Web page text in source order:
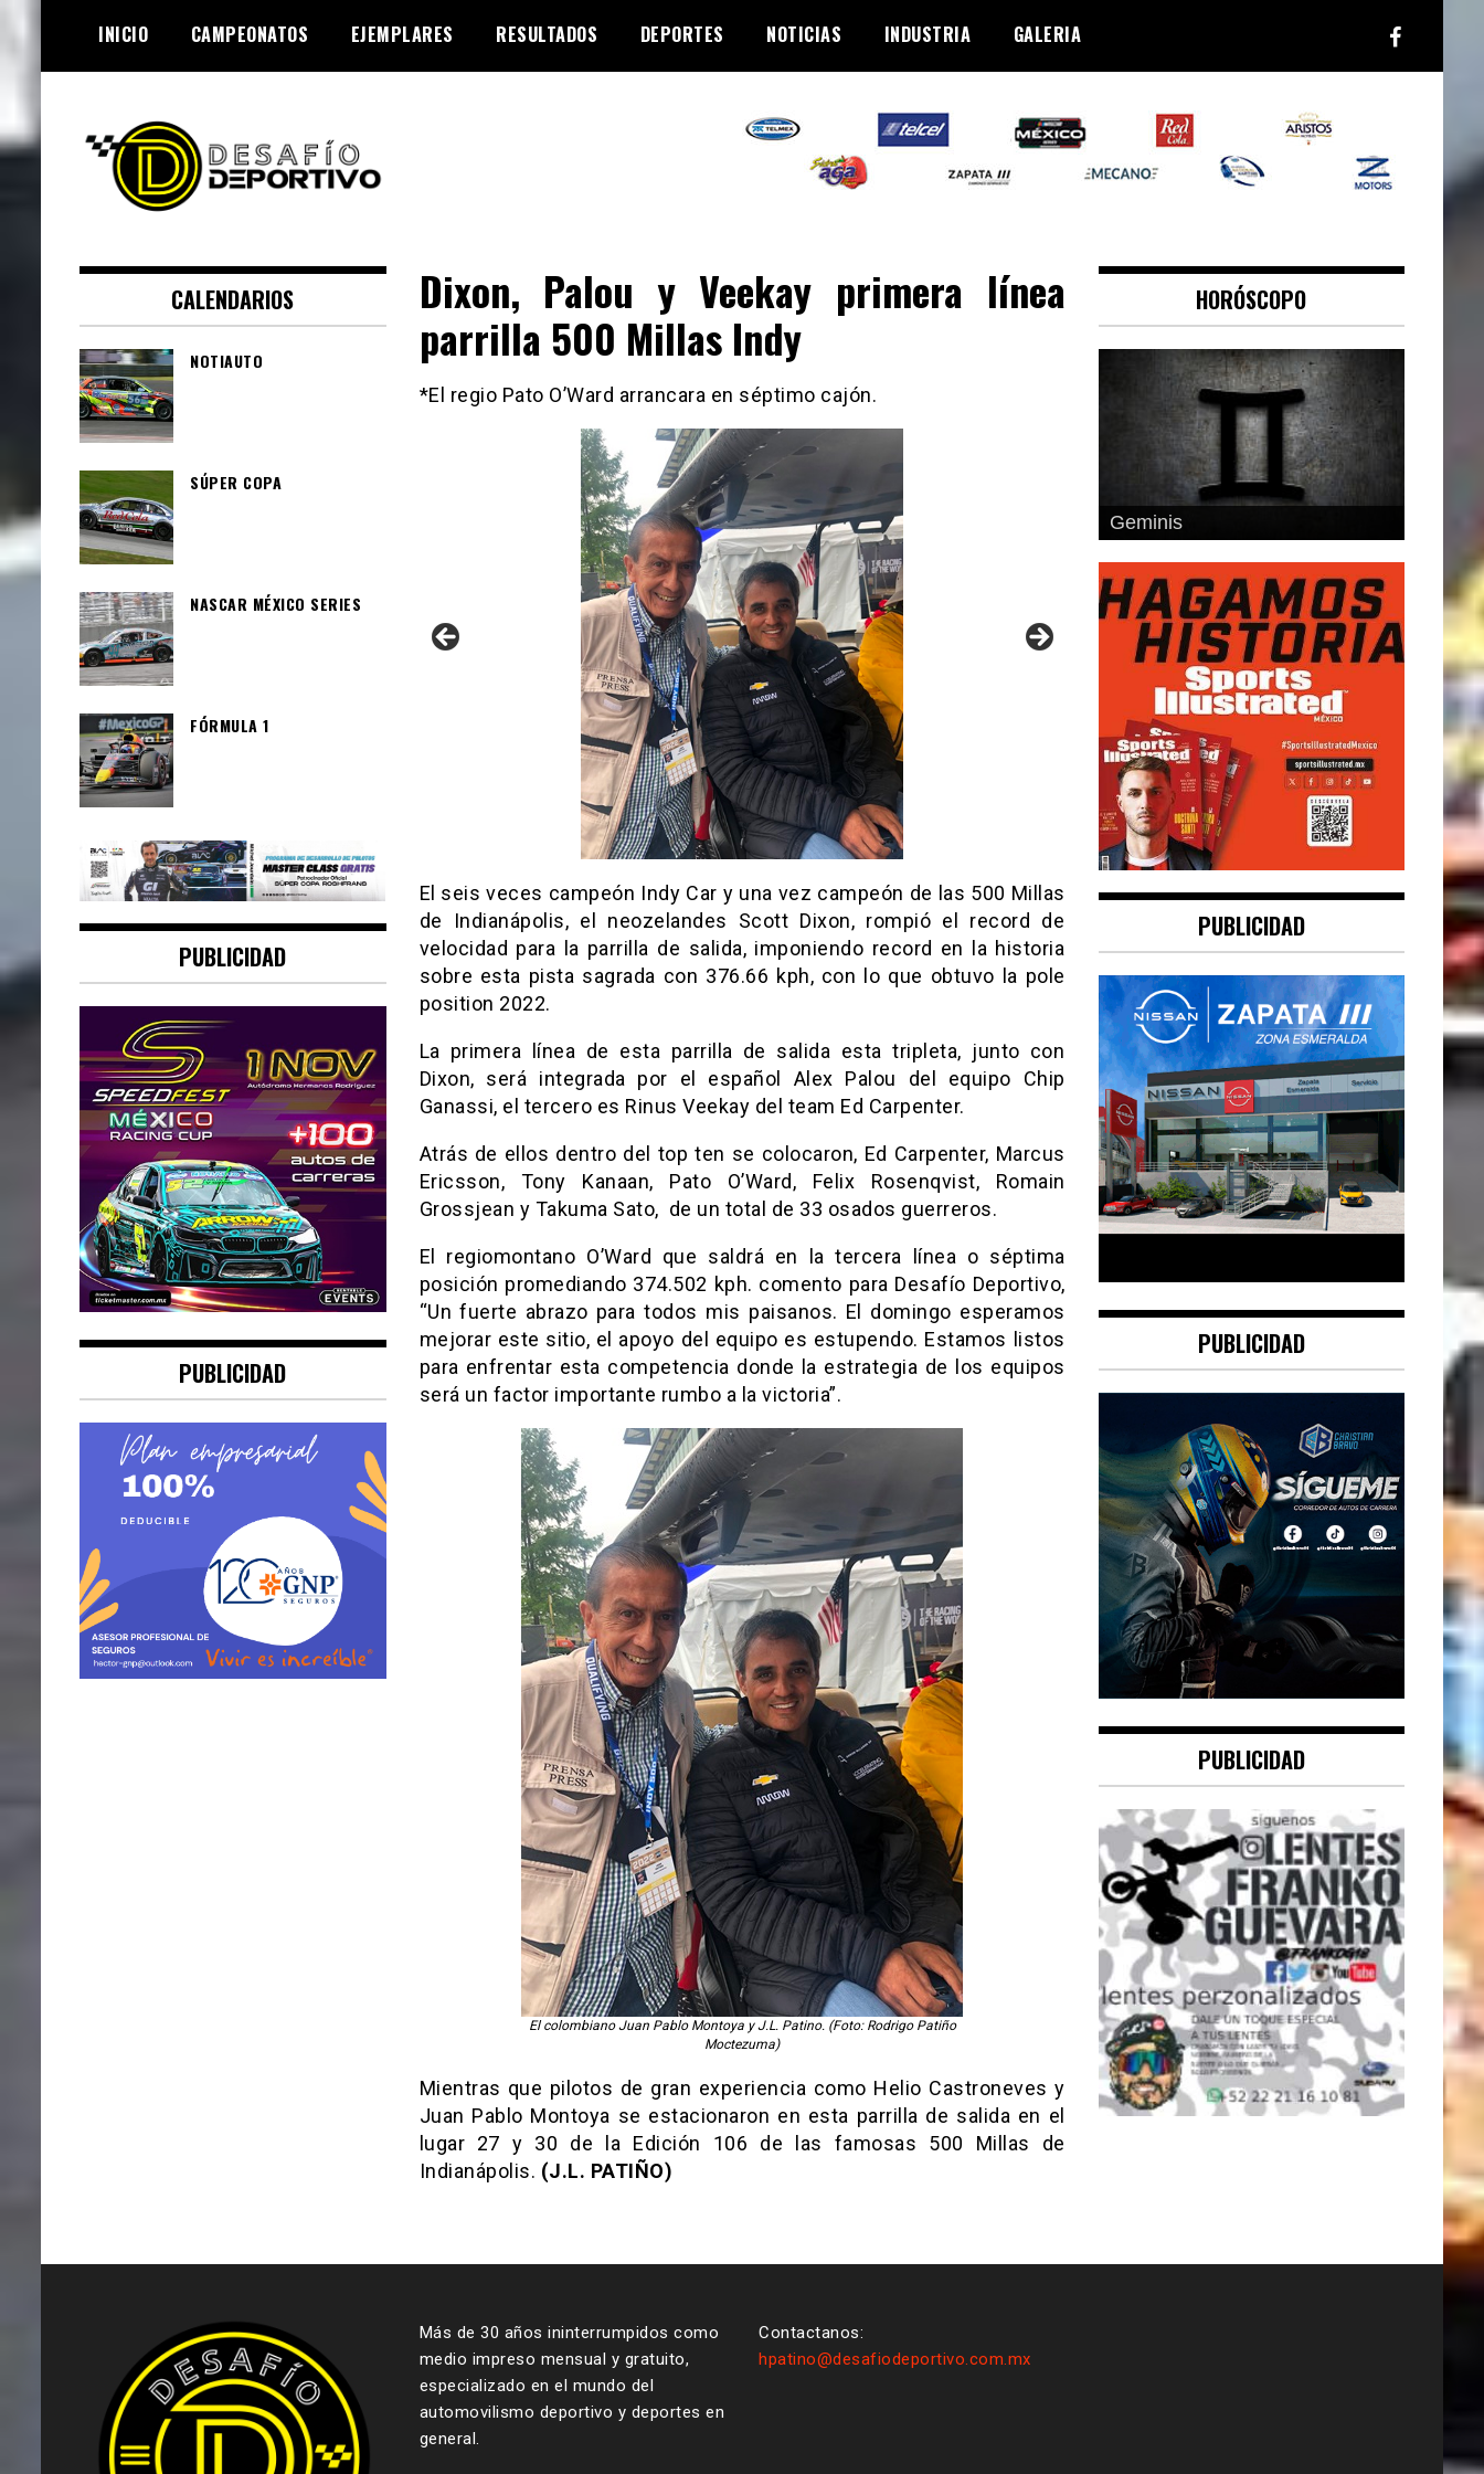
content
INICIO CAMPEONATOS EJEMPLARES RESULTADOS DEPORTES NOTICIAS INDUSTRIA GALERIA
Desafío Deportivo
velocidad
Dixon, Palou y Veekay primera línea
parrilla 500 Millas Indy
*El regio Pato O’Ward arrancara en séptimo cajón.
El seis veces campeón Indy Car y una vez campeón de las 500 Millas
de Indianápolis, el neozelandes Scott Dixon, rompió el record de
velocidad para la parrilla de salida, imponiendo record en la historia
sobre esta pista sagrada con 376.66 kph, con lo que obtuvo la pole
position 2022.
La primera línea de esta parrilla de salida esta tripleta, junto con
Dixon, será integrada por el español Alex Palou del equipo Chip
Ganassi, el tercero es Rinus Veekay del team Ed Carpenter.
Atrás de ellos dentro del top ten se colocaron, Ed Carpenter, Marcus
Ericsson, Tony Kanaan, Pato O’Ward, Felix Rosenqvist, Romain
Grossjean y Takuma Sato, de un total de 33 osados guerreros.
El regiomontano O’Ward que saldrá en la tercera línea o séptima
posición promediando 374.502 kph. comento para Desafío Deportivo,
“Un fuerte abrazo para todos mis paisanos. El domingo esperamos
mejorar este sitio, el apoyo del equipo es estupendo. Estamos listos
para enfrentar esta competencia donde la estrategia de los equipos
será un factor importante rumbo a la victoria”.
El colombiano Juan Pablo Montoya y J.L. Patino. (Foto: Rodrigo Patiño
Moctezuma)
Mientras que pilotos de gran experiencia como Helio Castroneves y
Juan Pablo Montoya se estacionaron en esta parrilla de salida en el
lugar 27 y 30 de la Edición 106 de las famosas 500 Millas de
Indianápolis. (J.L. PATIÑO)
CALENDARIOS
NOTIAUTO
SÚPER COPA
NASCAR MÉXICO SERIES
FÓRMULA 1
PUBLICIDAD
PUBLICIDAD
HORÓSCOPO
Geminis
PUBLICIDAD
PUBLICIDAD
PUBLICIDAD
Más de 30 años ininterrumpidos como
medio impreso mensual y gratuito,
especializado en el mundo del
automovilismo deportivo y deportes en
general.
Contactanos:
hpatino@desafiodeportivo.com.mx